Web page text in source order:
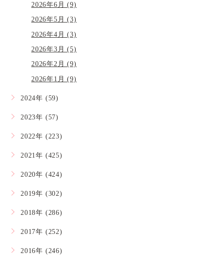
2026年6月 (9)
2026年5月 (3)
2026年4月 (3)
2026年3月 (5)
2026年2月 (9)
2026年1月 (9)
2024年 (59)
2023年 (57)
2022年 (223)
2021年 (425)
2020年 (424)
2019年 (302)
2018年 (286)
2017年 (252)
2016年 (246)